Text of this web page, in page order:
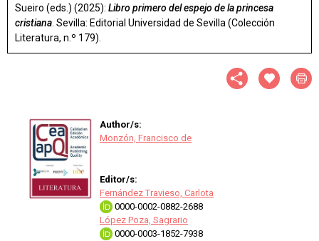
Sueiro (eds.) (2025): Libro primero del espejo de la princesa
cristiana . Sevilla: Editorial Universidad de Sevilla (Colección
Literatura, n.º 179).
Author/s:
Monzón, Francisco de
Editor/s:
Fernández Travieso, Carlota
0000-0002-0882-2688
López Poza, Sagrario
0000-0003-1852-7938